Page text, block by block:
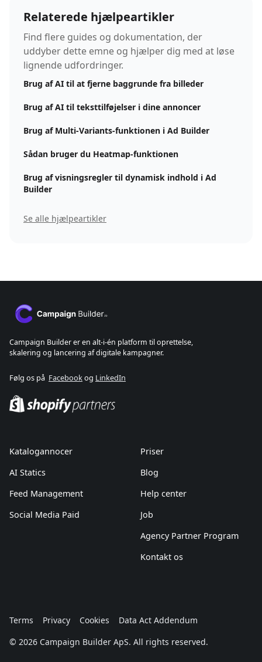
Relaterede hjælpeartikler
Find flere guides og dokumentation, der
uddyber dette emne og hjælper dig med at løse
lignende udfordringer.
Brug af AI til at fjerne baggrunde fra billeder
Brug af AI til teksttilføjelser i dine annoncer
Brug af Multi-Variants-funktionen i Ad Builder
Sådan bruger du Heatmap-funktionen
Brug af visningsregler til dynamisk indhold i Ad
Builder
Se alle hjælpeartikler
Campaign Builder er en alt-i-én platform til oprettelse,
skalering og lancering af digitale kampagner.
Følg os på Facebookog LinkedIn
Katalogannocer
AI Statics
Feed Management
Social Media Paid
Priser
Blog
Help center
Job
Agency Partner Program
Kontakt os
© 2026 Campaign Builder ApS. All rights reserved.
Terms Privacy Cookies Data Act Addendum